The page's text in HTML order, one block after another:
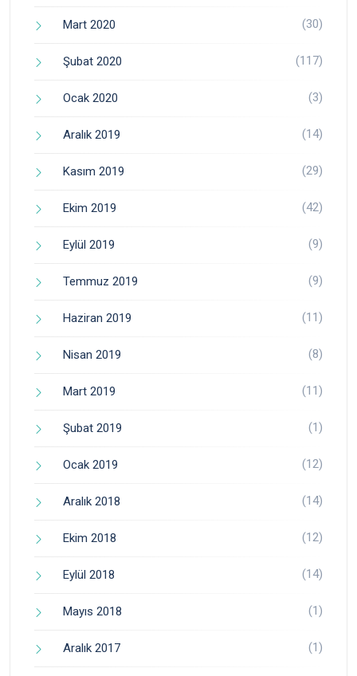
Mart 2020 (30)
Şubat 2020 (117)
Ocak 2020 (3)
Aralık 2019 (14)
Kasım 2019 (29)
Ekim 2019 (42)
Eylül 2019 (9)
Temmuz 2019 (9)
Haziran 2019 (11)
Nisan 2019 (8)
Mart 2019 (11)
Şubat 2019 (1)
Ocak 2019 (12)
Aralık 2018 (14)
Ekim 2018 (12)
Eylül 2018 (14)
Mayıs 2018 (1)
Aralık 2017 (1)